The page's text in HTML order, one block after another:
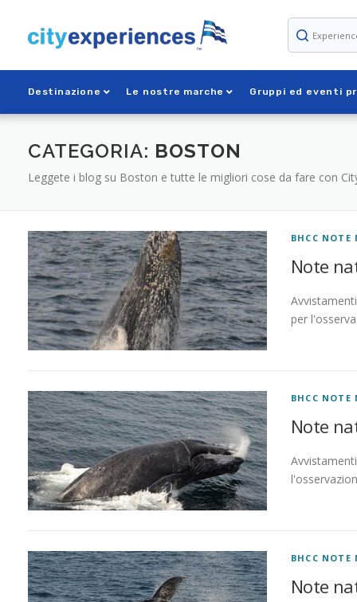
contenuto
Destinazione Le nostre marche Gruppi ed eventi
CATEGORIA: BOSTON
Leggete i blog su Boston e tutte le migliori cose da fare con
BHCC
Note
per
BHCC
Note
BHCC
Note